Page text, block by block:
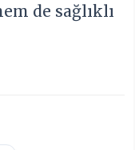
de sağlıklı